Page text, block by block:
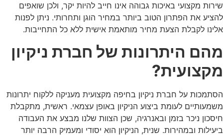
שירות מקצועי באיכות גבוהה אינו חייב להיות יקר, ולכן שואפים
להציע את הפתרון הטוב ביותר במחיר הוגן ותחרותי. ניתן לפנות
אלינו לקבלת הצעת מחיר מותאמת אישית ללא כל התחייבות.
מהם היתרונות של חברת ניקיון
מקצועית?
הסתמכות על חברת ניקיון בחיפה מקצועית מעניקה ללקוח יתרונות
משמעותיים לעומת ביצוע הניקיון באופן עצמאי. ראשית, מתקבלת
חיסכון ניכר בזמן ובאנרגיה, שכן הצוות שלנו מבצע את העבודה
ביעילות ובמהירות. שנית, הניקיון הוא יסודי ומעמיק הרבה יותר